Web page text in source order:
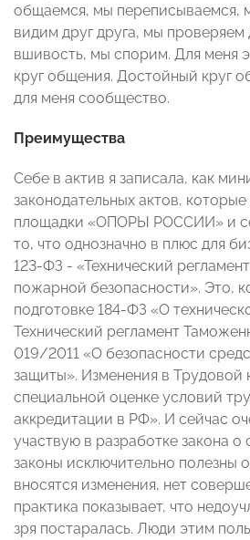
общаемся, мы переписываемся,
видим друг друга, мы проверяем
вшивость, мы спорим. Для меня
круг общения. Достойный круг
для меня сообщество.
Преимущества
Себе в актив я записала, как
законодательных актов,
площадки «ОПОРЫ РОССИИ» и
то, что однозначно в плюс для
123-ФЗ - «Технический
пожарной безопасности». Это,
подготовке 184-ФЗ «О
Технический регламент
019/2011 «О безопасности
защиты». Изменения в Трудовой
специальной оценке условий
аккредитации в РФ». И сейчас
участвую в разработке закона о
законы исключительно полезны
вносятся изменения, нет
практика показывает, что
зря постаралась. Люди этим